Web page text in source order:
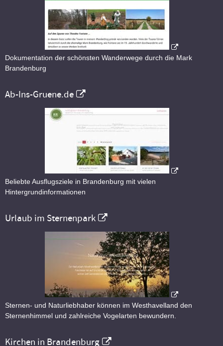
Dokumentation der schönsten Wanderwege durch die Mark
Brandenburg
Ab-Ins-Gruene.de
Beliebte Ausflugsziele in Brandenburg mit vielen
Hintergrundinformationen
Urlaub im Sternenpark
Sternen- und Naturliebhaber können im Westhavelland den
Sternenhimmel und zahlreiche Vogelarten bewundern.
Kirchen in Brandenburg